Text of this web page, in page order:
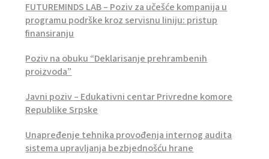
FUTUREMINDS LAB – Poziv za učešće kompanija u
programu podrške kroz servisnu liniju: pristup
finansiranju
Poziv na obuku “Deklarisanje prehrambenih
proizvoda”
Javni poziv – Edukativni centar Privredne komore
Republike Srpske
Unapređenje tehnika provođenja internog audita
sistema upravljanja bezbjednošću hrane